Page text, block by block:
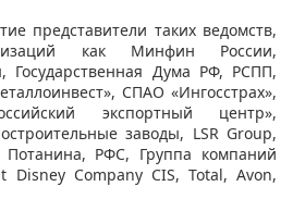
представители таких ведомств,
как Минфин России,
Государственная Дума РФ, РСПП,
СПАО «Ингосстрах»,
экспортный центр»,
заводы, LSR Group,
РФС, Группа компаний
Disney Company CIS, Total, Avon,